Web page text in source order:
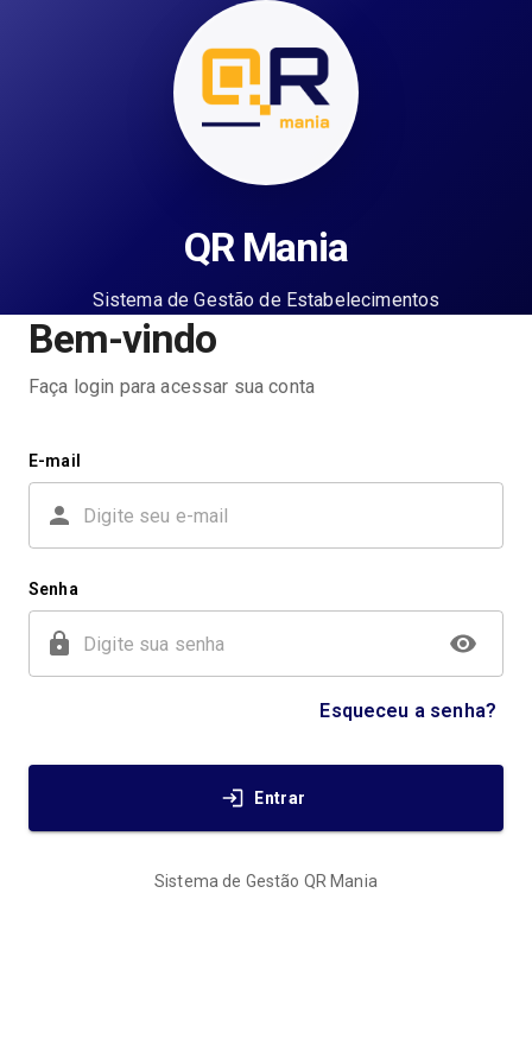
QR Mania
Sistema de Gestão de Estabelecimentos
Bem-vindo
Faça login para acessar sua conta
E-mail
Senha
Esqueceu a senha?
Entrar
Sistema de Gestão QR Mania